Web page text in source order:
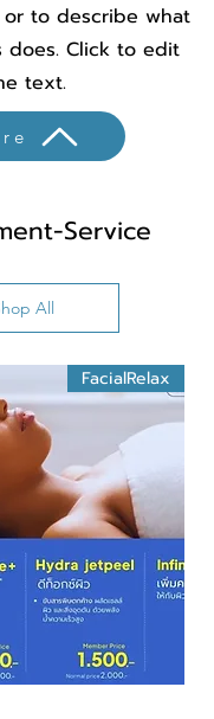
to describe what
does. Click to edit
text.
Service
All
FacialRelax